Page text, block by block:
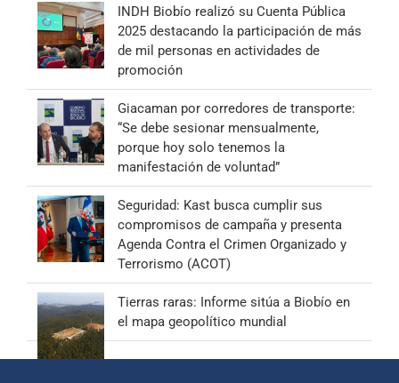
INDH Biobío realizó su Cuenta Pública
2025 destacando la participación de más
de mil personas en actividades de
promoción
Giacaman por corredores de transporte:
“Se debe sesionar mensualmente,
porque hoy solo tenemos la
manifestación de voluntad”
Seguridad: Kast busca cumplir sus
compromisos de campaña y presenta
Agenda Contra el Crimen Organizado y
Terrorismo (ACOT)
Tierras raras: Informe sitúa a Biobío en
el mapa geopolítico mundial